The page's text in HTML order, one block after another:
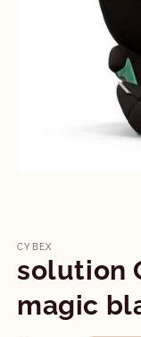
CYBEX
solution
magic